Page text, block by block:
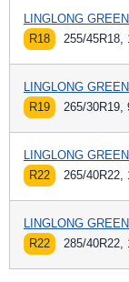
LINGLONG
R18
255/45R18,
LINGLONG
R19
265/30R19,
LINGLONG
R22
265/40R22,
LINGLONG
R22
285/40R22,